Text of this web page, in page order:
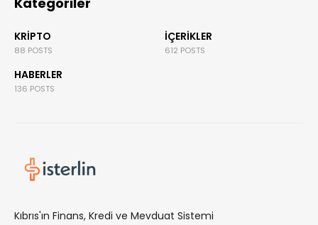
KRIPTO
88 POSTS
İÇERIKLER
612 POSTS
HABERLER
136 POSTS
Kıbrıs'ın Finans, Kredi ve Mevduat Sistemi